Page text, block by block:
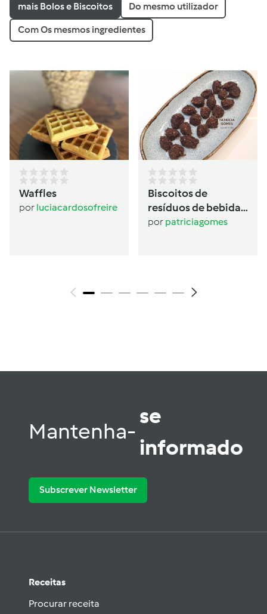
mais Bolos e Biscoitos Do mesmo utilizador
Com Os mesmos ingredientes
Waffles
por luciacardosofreire
Biscoitos de
resíduos de bebida
de aveia
por patriciagomes
Mantenha-
se
informado
Subscrever Newsletter
Receitas
Procurar receita